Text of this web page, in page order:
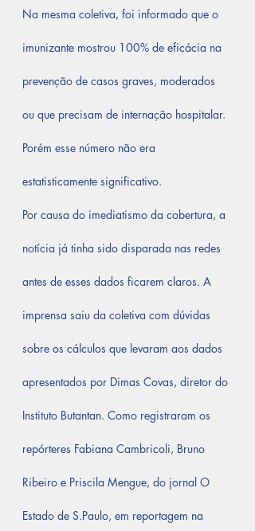
Na mesma coletiva, foi informado que o
imunizante mostrou 100% de eficácia na
prevenção de casos graves, moderados
ou que precisam de internação hospitalar.
Porém esse número não era
estatisticamente significativo.
Por causa do imediatismo da cobertura, a
notícia já tinha sido disparada nas redes
antes de esses dados ficarem claros. A
imprensa saiu da coletiva com dúvidas
sobre os cálculos que levaram aos dados
apresentados por Dimas Covas, diretor do
Instituto Butantan. Como registraram os
repórteres Fabiana Cambricoli, Bruno
Ribeiro e Priscila Mengue, do jornal O
Estado de S.Paulo, em reportagem na